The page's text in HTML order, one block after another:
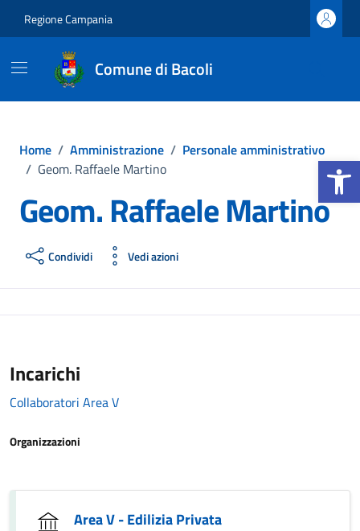
Apri la
Regione Campania
Comune di Bacoli
Home / Amministrazione / Personale amministrativo
/ Geom. Raffaele Martino
Geom. Raffaele Martino
Condividi Vedi azioni
Incarichi
Collaboratori Area V
Organizzazioni
Area V - Edilizia Privata